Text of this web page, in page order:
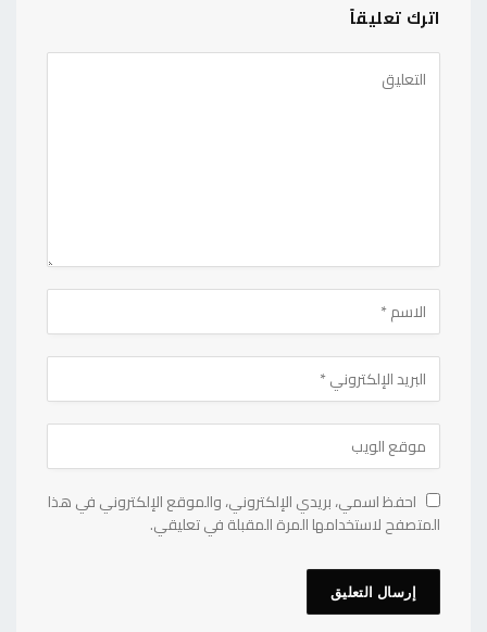
اترك تعليقاً
احفظ اسمي، بريدي الإلكتروني، والموقع الإلكتروني في هذا
المتصفح لاستخدامها المرة المقبلة في تعليقي.